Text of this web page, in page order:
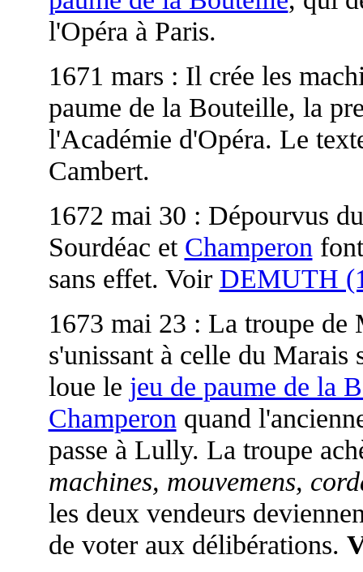
l'Opéra à Paris.
1671 mars : Il crée les
paume de la Bouteille, la
l'Académie d'Opéra. Le
Cambert.
1672 mai 30 : Dépourvus
Sourdéac et Champeron
sans effet. Voir DEMUTH
1673 mai 23 : La troupe
s'unissant à celle du Marais
loue le jeu de paume de la
Champeron quand
passe à Lully. La troupe
machines, mouvemens,
les deux vendeurs
de voter aux délibérations.